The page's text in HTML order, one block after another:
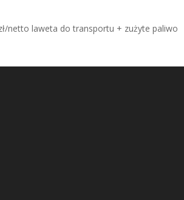
netto laweta do transportu + zużyte paliwo